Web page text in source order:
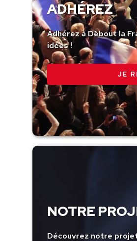
ADHÉREZ
Adhérez à Debout la
idées !
JE
NOTRE
Découvrez notre